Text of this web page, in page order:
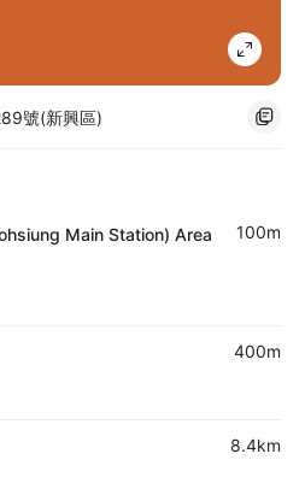
號(新興區)
Main Station) Area
100m
400m
8.4km